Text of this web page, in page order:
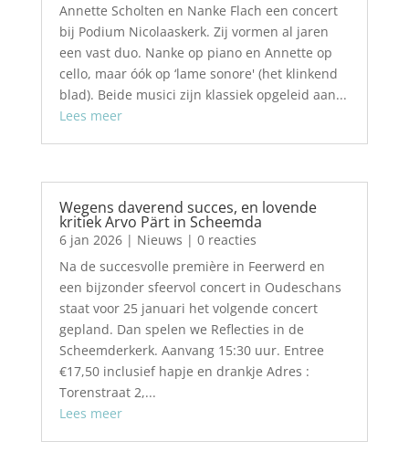
Annette Scholten en Nanke Flach een concert
bij Podium Nicolaaskerk. Zij vormen al jaren
een vast duo. Nanke op piano en Annette op
cello, maar óók op ‘lame sonore' (het klinkend
blad). Beide musici zijn klassiek opgeleid aan...
Lees meer
Wegens daverend succes, en lovende
kritiek Arvo Pärt in Scheemda
6 jan 2026| Nieuws | 0 reacties
Na de succesvolle première in Feerwerd en
een bijzonder sfeervol concert in Oudeschans
staat voor 25 januari het volgende concert
gepland. Dan spelen we Reflecties in de
Scheemderkerk. Aanvang 15:30 uur. Entree
€17,50 inclusief hapje en drankje Adres :
Torenstraat 2,...
Lees meer